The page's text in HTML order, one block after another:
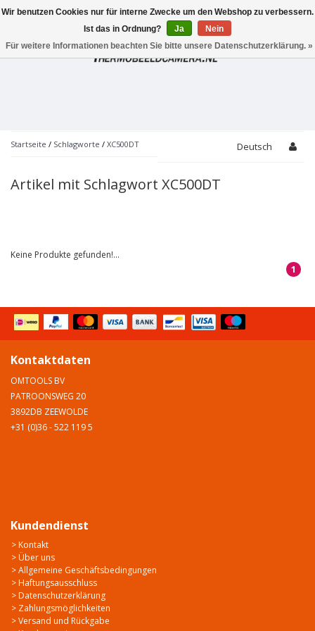
Toggle
Startseite / Schlagworte / XC500DT Deutsch
Artikel mit Schlagwort XC500DT
Keine Produkte gefunden!...
1
Kontaktdaten
OMTOOLS BV
PATROONSWEG 20
3892DB ZEEWOLDE
+31 (0)36 - 522 119 5
Kundendienst
> Kontakt
> Über uns
> Allgemeine Geschäftsbedingungen
> Haftungsausschluss
> Datenschutzerklärung
> Zahlungsmöglichkeiten
> Versand und Rückgabe
Wir benutzen Cookies nur für interne Zwecke um den Webshop zu verbessern.
Ist das in Ordnung?
Ja
Nein
Für weitere Informationen beachten Sie bitte unsere Datenschutzerklärung. »